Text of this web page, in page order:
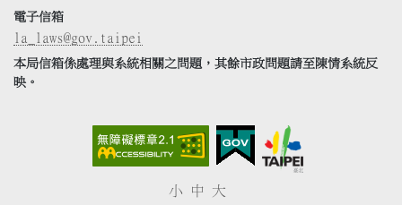
電子信箱
la_laws@gov.taipei
本局信箱係處理與系統相關之問題，其餘市政問題請至陳情系統反
映。
小 中 大